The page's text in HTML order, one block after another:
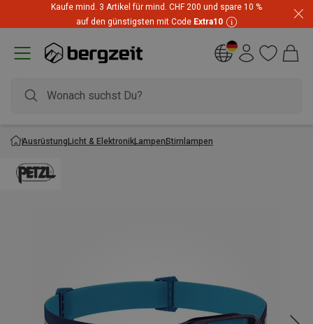
Kaufe mind. 3 Artikel für mind. CHF 200 und spare 10 %
auf den günstigsten mit Code Extra10
AusrüstungLicht & ElektronikLampenStirnlampen